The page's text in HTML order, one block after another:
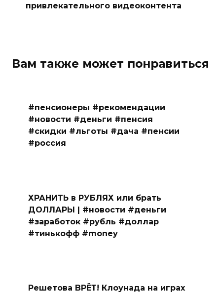
привлекательного видеоконтента
Вам также может понравиться
#пенсионеры #рекомендации
#новости #деньги #пенсия
#скидки #льготы #дача #пенсии
#россия
ХРАНИТЬ в РУБЛЯХ или брать
ДОЛЛАРЫ | #новости #деньги
#заработок #рубль #доллар
#тинькофф #money
Решетова ВРЁТ! Клоунада на играх